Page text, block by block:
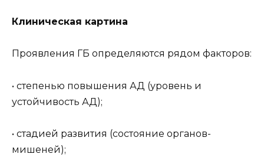
Клиническая картина
Проявления ГБ определяются рядом факторов:
• степенью повышения АД (уровень и
устойчивость АД);
• стадией развития (состояние органов-
мишеней);